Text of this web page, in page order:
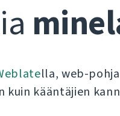
lla, web-
kuin kääntäjien